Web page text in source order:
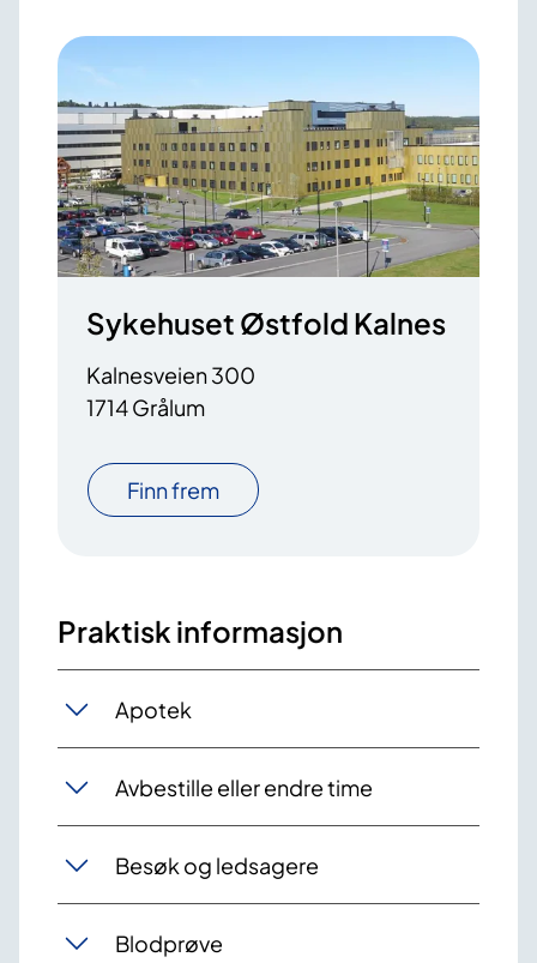
Sykehuset Østfold Kalnes
Kalnesveien 300
1714 Grålum
Finn frem
Praktisk informasjon
Apotek
Avbestille eller endre time
Besøk og ledsagere
Blodprøve